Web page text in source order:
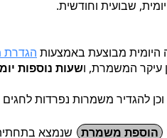
שבועית וחודשית.
מבוצעת באמצעות
עיקר המשמרת, ושעות נוספות
להגדיר משמרות נפרדות לחגים
הוספת משמרת שנמצא